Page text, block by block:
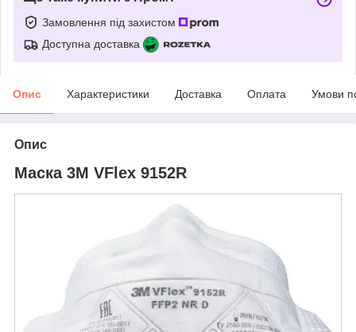
Замовлення під захистом
Доступна доставка
Опис Характеристики Доставка Оплата Умови
Опис
Маска 3M VFlex 9152R